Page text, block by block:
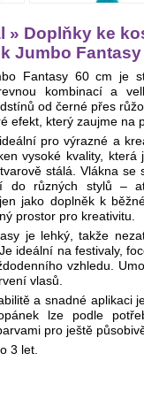
» Doplňky ke
Jumbo Fantasy
Fantasy 60 cm je
kombinací a
od černé přes
efekt, který zaujme na
pro výrazné a
vysoké kvality, která
stálá. Vlákna se
do různých stylů –
jako doplněk k
prostor pro kreativitu.
je lehký, takže
ideální na festivaly,
vzhledu.
vlasů.
a snadné aplikaci
lze podle
pro ještě
3 let.